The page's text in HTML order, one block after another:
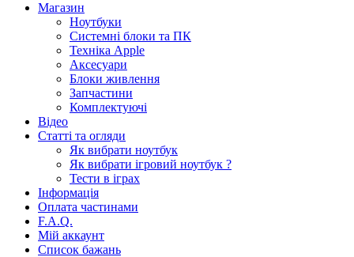
Магазин
Ноутбуки
Системні блоки та ПК
Техніка Apple
Аксесуари
Блоки живлення
Запчастини
Комплектуючі
Відео
Статті та огляди
Як вибрати ноутбук
Як вибрати ігровий ноутбук ?
Тести в іграх
Інформація
Оплата частинами
F.A.Q.
Мій аккаунт
Список бажань